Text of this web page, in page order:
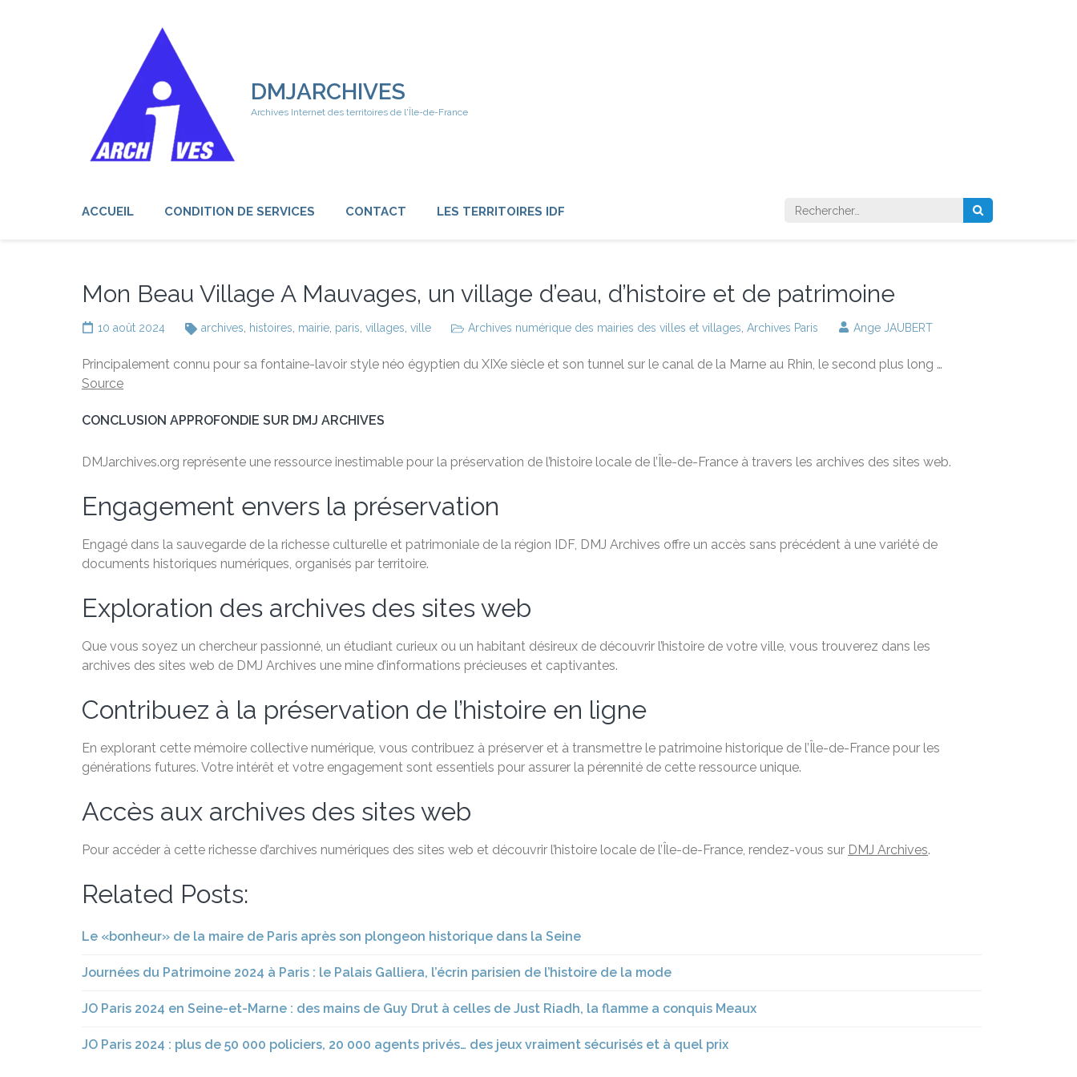
DMJARCHIVES
Archives Internet des territoires de l'Île-de-France
ACCUEIL CONDITION DE SERVICES CONTACT LES TERRITOIRES IDF Rechercher :
Mon Beau Village A Mauvages, un village d’eau, d’histoire et de patrimoine
10 août 2024 archives histoires mairie paris villages ville Archives numérique des mairies des villes et villages Archives Paris Ange JAUBERT
Principalement connu pour sa fontaine-lavoir style néo égyptien du XIXe siècle et son tunnel sur le canal de la Marne au Rhin, le second plus long …
Source
CONCLUSION APPROFONDIE SUR DMJ ARCHIVES
DMJarchives.org représente une ressource inestimable pour la préservation de l’histoire locale de l’Île-de-France à travers les archives des sites web.
Engagement envers la préservation
Engagé dans la sauvegarde de la richesse culturelle et patrimoniale de la région IDF, DMJ Archives offre un accès sans précédent à une variété de
documents historiques numériques, organisés par territoire.
Exploration des archives des sites web
Que vous soyez un chercheur passionné, un étudiant curieux ou un habitant désireux de découvrir l’histoire de votre ville, vous trouverez dans les
archives des sites web de DMJ Archives une mine d’informations précieuses et captivantes.
Contribuez à la préservation de l’histoire en ligne
En explorant cette mémoire collective numérique, vous contribuez à préserver et à transmettre le patrimoine historique de l’Île-de-France pour les
générations futures. Votre intérêt et votre engagement sont essentiels pour assurer la pérennité de cette ressource unique.
Accès aux archives des sites web
Pour accéder à cette richesse d’archives numériques des sites web et découvrir l’histoire locale de l’Île-de-France, rendez-vous sur DMJ Archives.
Related Posts:
Le «bonheur» de la maire de Paris après son plongeon historique dans la Seine
Journées du Patrimoine 2024 à Paris : le Palais Galliera, l’écrin parisien de l’histoire de la mode
JO Paris 2024 en Seine-et-Marne : des mains de Guy Drut à celles de Just Riadh, la flamme a conquis Meaux
JO Paris 2024 : plus de 50 000 policiers, 20 000 agents privés… des jeux vraiment sécurisés et à quel prix